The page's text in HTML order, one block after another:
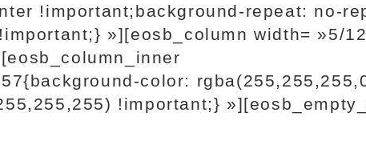
!important;background-repeat: no-
»][eosb_column width= »5/
color:
!important;}